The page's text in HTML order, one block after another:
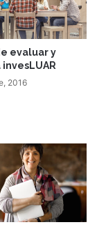
evaluar y
2016